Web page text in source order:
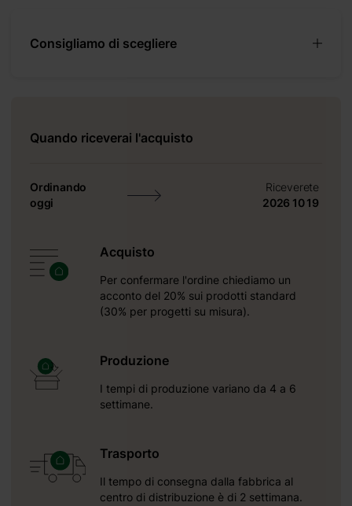
Consigliamo di scegliere
Quando riceverai l'acquisto
Ordinando
oggi
Riceverete
2026 10 19
Acquisto
Per confermare l'ordine chiediamo un
acconto del 20% sui prodotti standard
(30% per progetti su misura).
Produzione
I tempi di produzione variano da 4 a 6
settimane.
Trasporto
Il tempo di consegna dalla fabbrica al
centro di distribuzione è di 2 settimana.